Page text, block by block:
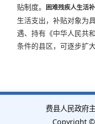
贴制度。
困难残疾人生活
生活支出，补贴对象为
遇、持有《中华人民共
条件的县区，可逐步扩
费县人民政府
Copyright ©